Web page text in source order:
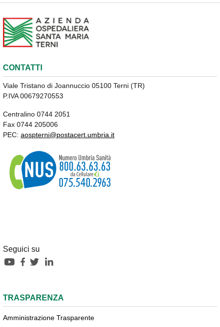
CONTATTI
Viale Tristano di Joannuccio 05100 Terni (TR)
P.IVA 00679270553
Centralino 0744 2051
Fax 0744 205006
PEC: aospterni@postacert.umbria.it
Seguici su
TRASPARENZA
Amministrazione Trasparente